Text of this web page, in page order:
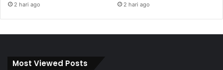
2 hari ago 2 hari ago
Most Viewed Posts